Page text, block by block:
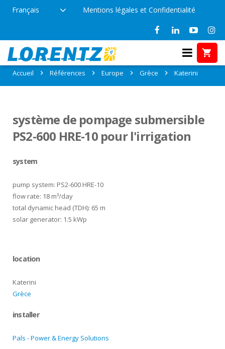
Français Mentions légales et Confidentialité
Références: Katerini, Grèce
Accueil Références Europe Grèce Katerini
système de pompage submersible
PS2-600 HRE-10 pour l'irrigation
system
pump system: PS2-600 HRE-10
flow rate: 18 m³/day
total dynamic head (TDH): 65 m
solar generator: 1.5 kWp
location
Katerini
Grèce
installer
Pals - Power & Energy Solutions